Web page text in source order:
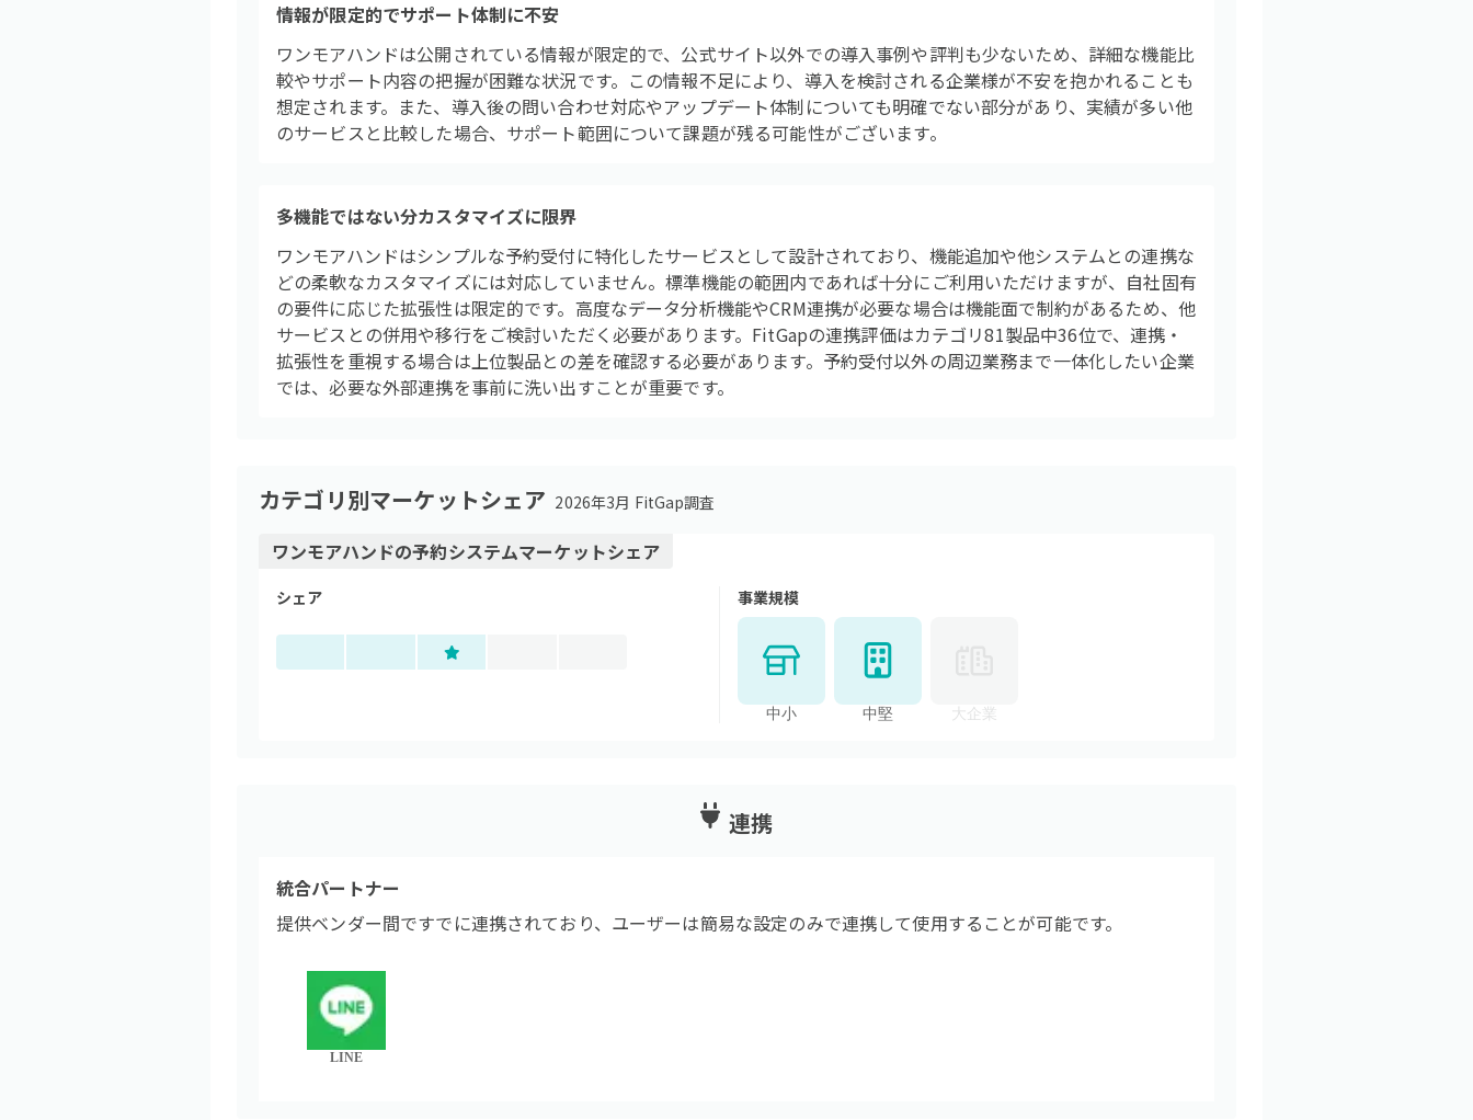
情報が限定的でサポート体制に不安
ワンモアハンドは公開されている情報が限定的で、公式サイト以外での導入事例や評判も少ないため、詳細な機能比
較やサポート内容の把握が困難な状況です。この情報不足により、導入を検討される企業様が不安を抱かれることも
想定されます。また、導入後の問い合わせ対応やアップデート体制についても明確でない部分があり、実績が多い他
のサービスと比較した場合、サポート範囲について課題が残る可能性がございます。
多機能ではない分カスタマイズに限界
ワンモアハンドはシンプルな予約受付に特化したサービスとして設計されており、機能追加や他システムとの連携な
どの柔軟なカスタマイズには対応していません。標準機能の範囲内であれば十分にご利用いただけますが、自社固有
の要件に応じた拡張性は限定的です。高度なデータ分析機能やCRM連携が必要な場合は機能面で制約があるため、他
サービスとの併用や移行をご検討いただく必要があります。FitGapの連携評価はカテゴリ81製品中36位で、連携・
拡張性を重視する場合は上位製品との差を確認する必要があります。予約受付以外の周辺業務まで一体化したい企業
では、必要な外部連携を事前に洗い出すことが重要です。
カテゴリ別マーケットシェア 2026年3月 FitGap調査
ワンモアハンドの予約システムマーケットシェア
シェア 事業規模
中小 中堅 大企業
連携
統合パートナー
提供ベンダー間ですでに連携されており、ユーザーは簡易な設定のみで連携して使用することが可能です。
LINE